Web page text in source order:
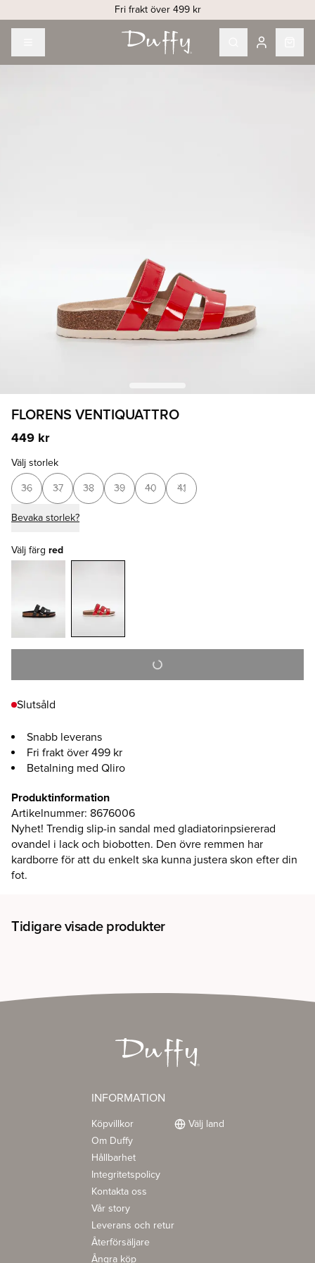
Fri frakt över 499 kr
FLORENS VENTIQUATTRO
449 kr
Välj storlek
36 37 38 39 40 41
Bevaka storlek?
Välj färg red
Slutsåld
Snabb leverans
Fri frakt över 499 kr
Betalning med Qliro
Produktinformation
Artikelnummer: 8676006
Nyhet! Trendig slip-in sandal med gladiatorinpsiererad
ovandel i lack och biobotten. Den övre remmen har
kardborre för att du enkelt ska kunna justera skon efter din
fot.
Tidigare visade produkter
INFORMATION
Köpvillkor
Om Duffy
Hållbarhet
Integritetspolicy
Kontakta oss
Vår story
Leverans och retur
Återförsäljare
Ångra köp
Välj land